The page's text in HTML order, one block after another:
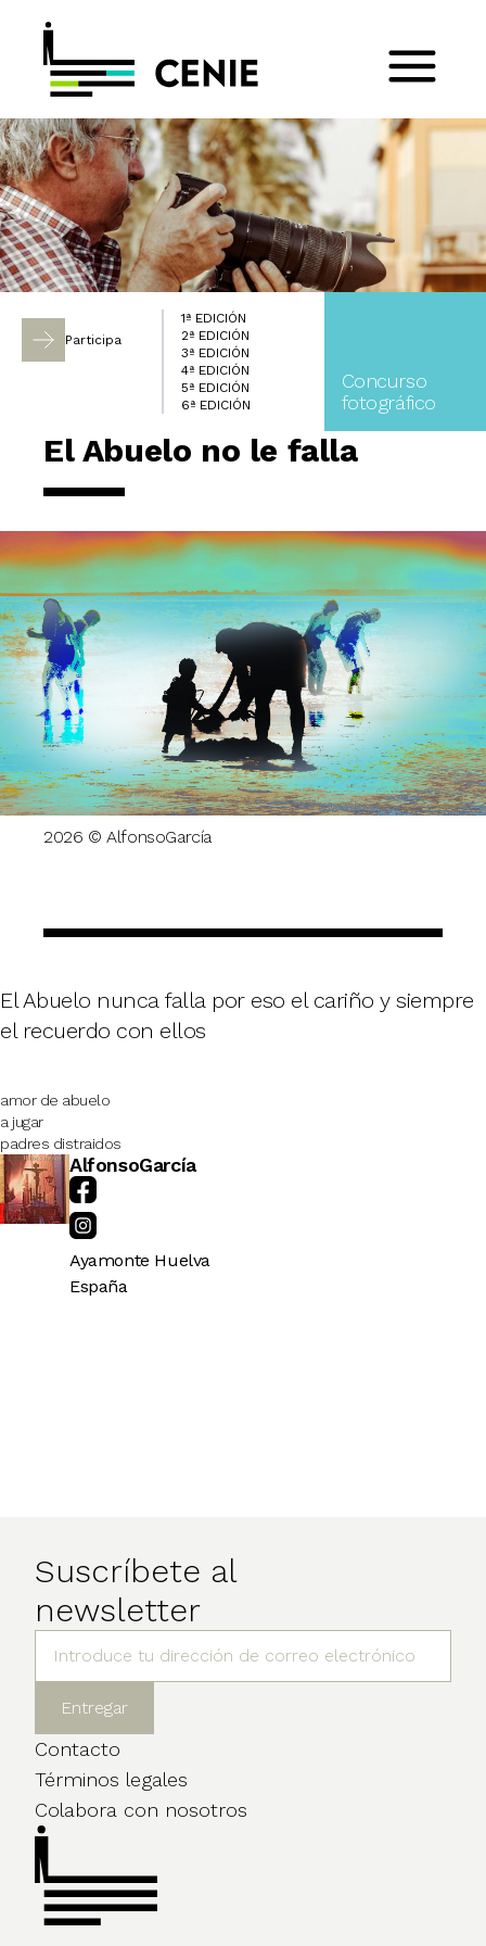
Participa
1ª EDICIÓN
2ª EDICIÓN
3ª EDICIÓN
4ª EDICIÓN
5ª EDICIÓN
6ª EDICIÓN
Concurso
fotográfico
El Abuelo no le falla
2026 © AlfonsoGarcía
El Abuelo nunca falla por eso el cariño y siempre
el recuerdo con ellos
amor de abuelo
a jugar
padres distraidos
AlfonsoGarcía
Ayamonte Huelva
España
Suscríbete al
newsletter
Contacto
Términos legales
Colabora con nosotros